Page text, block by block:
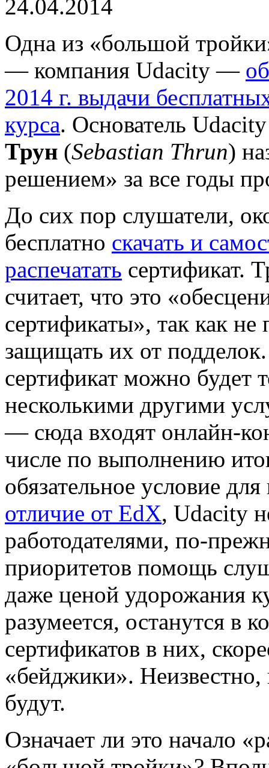
24.04.2014
Одна из «большой
— компания Udacity —
2014 г. выдачи
курса. Основатель
Трун (Sebastian Thrun)
решением» за все годы
До сих пор слушатели,
бесплатно скачать и
распечатать сертификат.
считает, что это
сертификаты», так как не
защищать их от
сертификат можно будет
несколькими другими
— сюда входят онлайн-
числе по выполнению
обязательное условие
отличие от EdX, Udacity
работодателями, по-
приоритетов помощь
даже ценой удорожания
разумеется, останутся в
сертификатов в них,
«бейджики».
будут.
Означает ли это начало